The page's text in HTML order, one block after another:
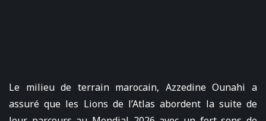
Le milieu de terrain marocain, Azzedine Ounahi a
assuré que les Lions de l’Atlas abordent la suite de